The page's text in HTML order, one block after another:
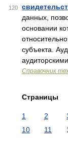
120
данных,
основании
субъекта.
Справочник
Страницы
1 2
10
11